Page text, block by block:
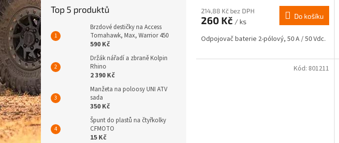
Top 5 produktů
Brzdové destičky na Access
Tomahawk, Max, Warrior 450
590 Kč
Držák nářadí a zbraně Kolpin
Rhino
2 390 Kč
Manžeta na poloosy UNI ATV
sada
350 Kč
Špunt do plastů na čtyřkolky
CFMOTO
15 Kč
214,88 Kč bez DPH
260 Kč / ks
Do košíku
Odpojovač baterie 2-pólový, 50 A / 50 Vdc.
Kód: 801211